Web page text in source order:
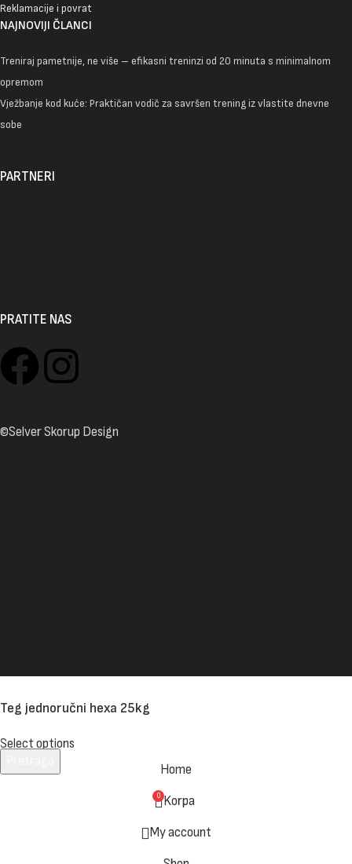
Reklamacije i povrat
NAJNOVIJI ČLANCI
Treniraj pametnije, ne više – efikasni treninzi od 20 minuta s minimalnom
opremom
Vježbanje kod kuće: Praktičan vodič za savršen trening iz vlastite dnevne
sobe
PARTNERI
PRATITE NAS
©Selver Skorup Design
Teg jednoručni hexa 25kg
Select options
Home
0 Korpa
My account